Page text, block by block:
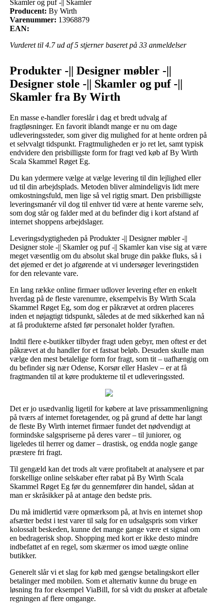
Skamler og puf -|| Skamler
Producent: By Wirth
Varenummer: 13968879
EAN:
Vurderet til 4.7ud af 5 stjerner baseret på 33 anmeldelser
Produkter -|| Designer møbler -||
Designer stole -|| Skamler og puf -||
Skamler fra By Wirth
En masse e-handler foreslår i dag et bredt udvalg af
fragtløsninger. En favorit iblandt mange er nu om dage
udleveringssteder, som giver dig mulighed for at hente ordren på
et selvvalgt tidspunkt. Fragtmuligheden er jo ret let, samt typisk
endvidere den prisbilligste form for fragt ved køb af By Wirth
Scala Skammel Røget Eg.
Du kan ydermere vælge at vælge levering til din lejlighed eller
ud til din arbejdsplads. Metoden bliver almindeligvis lidt mere
omkostningsfuld, men lige så vel rigtig smart. Den prisbilligste
leveringsmanér vil dog til enhver tid være at hente varerne selv,
som dog står og falder med at du befinder dig i kort afstand af
internet shoppens arbejdslager.
Leveringsdygtigheden på Produkter -|| Designer møbler -||
Designer stole -|| Skamler og puf -|| Skamler kan vise sig at være
meget væsentlig om du absolut skal bruge din pakke fluks, så i
det øjemed er det jo afgørende at vi undersøger leveringstiden
for den relevante vare.
En lang række online firmaer udlover levering efter en enkelt
hverdag på de fleste varenumre, eksempelvis By Wirth Scala
Skammel Røget Eg, som dog er påkrævet at ordren placeres
inden et nøjagtigt tidspunkt, således at de med sikkerhed kan nå
at få produkterne afsted før personalet holder fyraften.
Indtil flere e-butikker tilbyder fragt uden gebyr, men oftest er det
påkrævet at du handler for et fastsat beløb. Desuden skulle man
vælge den mest betalelige form for fragt, som tit – uafhængig om
du befinder sig nær Odense, Korsør eller Haslev – er at få
fragtmanden til at køre produkterne til et udleveringssted.
Det er jo usædvanlig ligetil for købere at lave prissammenligning
på tværs af internet foretagender, og på grund af dette har langt
de fleste By Wirth internet firmaer fundet det nødvendigt at
formindske salgspriserne på deres varer – til juniorer, og
ligeledes til herrer og damer – drastisk, og endda nogle gange
præstere fri fragt.
Til gengæld kan det trods alt være profitabelt at analysere et par
forskellige online selskaber efter rabat på By Wirth Scala
Skammel Røget Eg før du gennemfører din handel, sådan at
man er skråsikker på at antage den bedste pris.
Du må imidlertid være opmærksom på, at hvis en internet shop
afsætter bedst i test varer til salg for en udsalgspris som virker
kolossalt beskeden, kunne det mange gange være et signal om
en bedragerisk shop. Shopping med kort er ikke desto mindre
indbefattet af en regel, som skærmer os imod uægte online
butikker.
Generelt slår vi et slag for køb med gængse betalingskort eller
betalinger med mobilen. Som et alternativ kunne du bruge en
løsning fra for eksempel ViaBill, for så vidt du ønsker at afbetale
regningen af flere omgange.